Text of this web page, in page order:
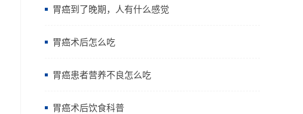
胃癌到了晚期，人有什么感觉
胃癌术后怎么吃
胃癌患者营养不良怎么吃
胃癌术后饮食科普